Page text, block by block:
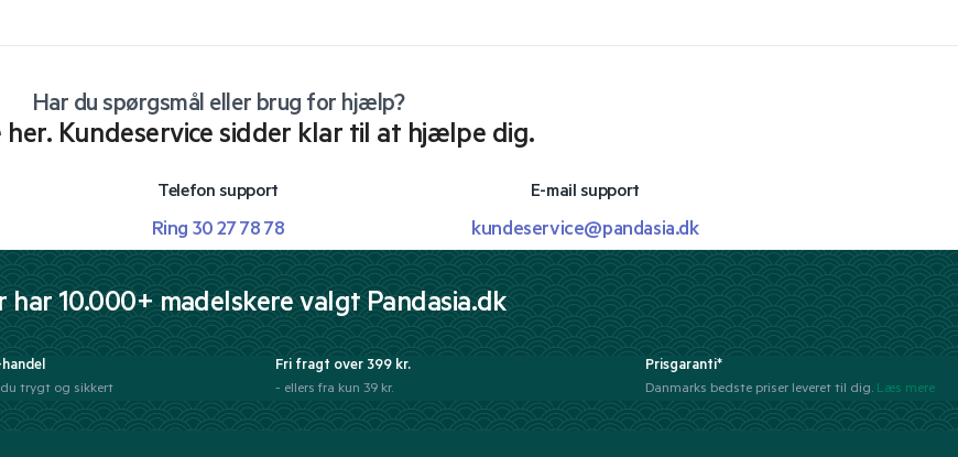
Har du spørgsmål eller brug for hjælp?
her. Kundeservice sidder klar til at hjælpe dig.
Telefon support
Ring 30 27 78 78
E-mail support
kundeservice@pandasia.dk
har 10.000+ madelskere valgt Pandasia.dk
trygt og sikkert
Fri fragt over 399 kr.
- ellers fra kun 39 kr.
Prisgaranti*
Danmarks bedste priser leveret til dig. Læs mere